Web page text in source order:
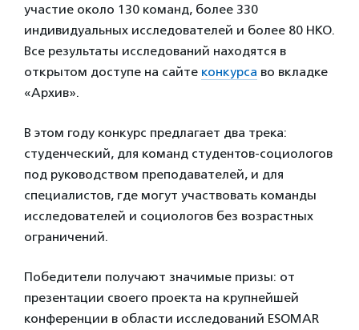
участие около 130 команд, более 330
индивидуальных исследователей и более 80 НКО.
Все результаты исследований находятся в
открытом доступе на сайте конкурса во вкладке
«Архив».
В этом году конкурс предлагает два трека:
студенческий, для команд студентов-социологов
под руководством преподавателей, и для
специалистов, где могут участвовать команды
исследователей и социологов без возрастных
ограничений.
Победители получают значимые призы: от
презентации своего проекта на крупнейшей
конференции в области исследований ESOMAR